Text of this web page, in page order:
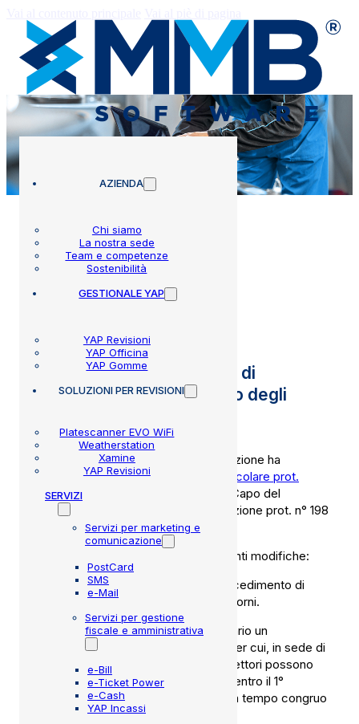
AZIENDA
Chi siamo
La nostra sede
Team e competenze
Sostenibilità
GESTIONALE YAP
YAP Revisioni
YAP Officina
YAP Gomme
SOLUZIONIPER REVISIONI
Platescanner EVO WiFi
Weatherstation
Xamine
YAP Revisioni
SERVIZI
Servizi per marketing e
comunicazione
PostCard
SMS
e-Mail
Servizi per gestione
fiscale e amministrativa
e-Bill
e-Ticket Power
e-Cash
YAP Incassi
Circolari
Proroga scadenze per la
presentazione dell’istanza di
iscrizione al Registro Unico degli
La Direzione Generale della Motorizzazione ha
pubblicato, in data 31 luglio 2025, la
Circolare prot.
n°22068, che modifica il Decreto del Capo del
Dipartimento per i trasporti e la navigazione prot. n° 198
del 09 giugno 2025.
In particolare sono apportate le seguenti modifiche:
1) il termine per la conclusione del procedimento di
iscrizione nel RUI è stabilito in trenta giorni.
2) di conseguenza, è risultato necessario un
riallineamento temporale del termine per cui, in sede di
prima applicazione del decreto, gli ispettori possono
presentare istanza di iscrizione al RUI entro il 1°
dicembre 2025, al fine di consentire un tempo congruo
agli enti preposti alla verifica;